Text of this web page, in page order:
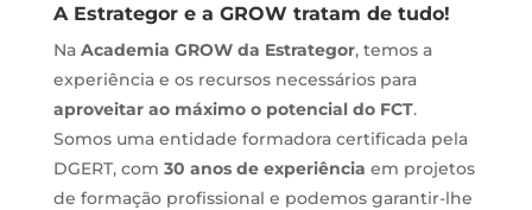
A Estrategor e a GROW tratam de tudo!
Na Academia GROW da Estrategor, temos a
experiência e os recursos necessários para
aproveitar ao máximo o potencial do FCT.
Somos uma entidade formadora certificada pela
DGERT, com 30 anos de experiência em projetos
de formação profissional e podemos garantir-lhe